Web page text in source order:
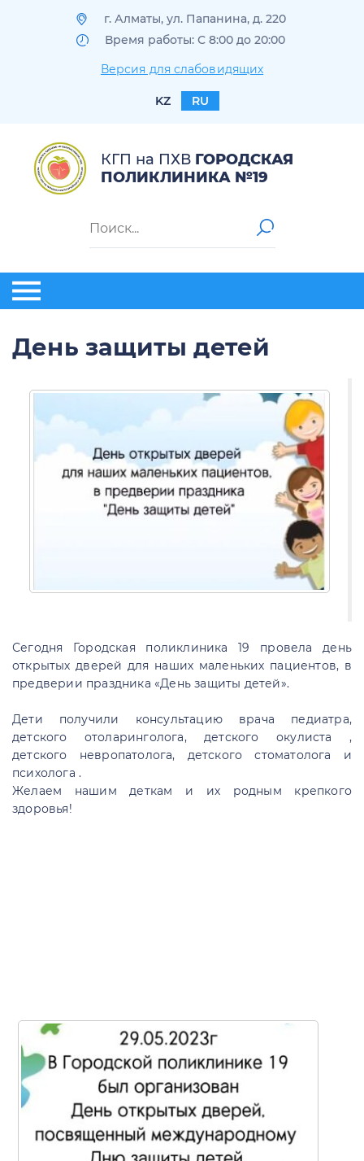
г. Алматы, ул. Папанина, д. 220
Время работы: С 8:00 до 20:00
Версия для слабовидящих
KZ RU
КГП на ПХВ ГОРОДСКАЯ
ПОЛИКЛИНИКА №19
День защиты детей
Сегодня Городская поликлиника 19 провела день
открытых дверей для наших маленьких пациентов, в
предверии праздника «День защиты детей».
Дети получили консультацию врача педиатра,
детского отоларинголога, детского окулиста ,
детского невропатолога, детского стоматолога и
психолога .
Желаем нашим деткам и их родным крепкого
здоровья!